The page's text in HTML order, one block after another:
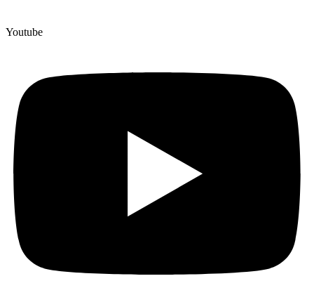
Youtube